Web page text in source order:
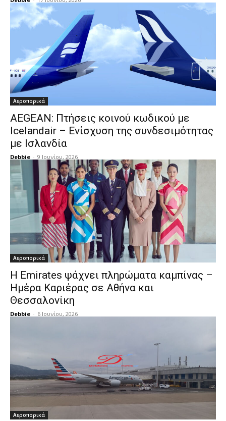
Αεροπορικά
AEGEAN: Πτήσεις κοινού κωδικού με
Icelandair – Ενίσχυση της συνδεσιμότητας
με Ισλανδία
Debbie - 9 Ιουνίου, 2026
Αεροπορικά
Η Emirates ψάχνει πληρώματα καμπίνας –
Ημέρα Καριέρας σε Αθήνα και
Θεσσαλονίκη
Debbie - 6 Ιουνίου, 2026
Αεροπορικά